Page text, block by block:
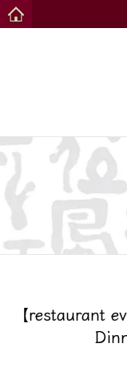
【restaurant